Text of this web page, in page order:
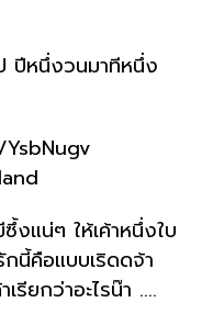
ปีหนึ่งวนมาทีหนึ่ง
งแน่ๆ ให้เค้าหนึ่งใบ
นี้คือแบบเริดดจ้า
รียกว่าอะไรน๊า ....